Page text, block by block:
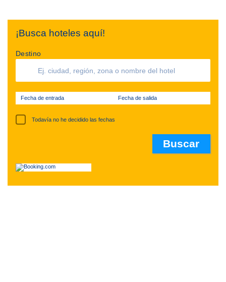
¡Busca hoteles aquí!
Destino
Fecha de entrada Fecha de salida
Todavía no he decidido las fechas